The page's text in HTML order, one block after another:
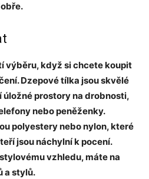
výběru, když si chcete koupit
Dzepové tílka jsou skvělé
prostory na drobnosti,
nebo peněženky.
polyestery nebo nylon, které
jsou náchylní k pocení.
vzhledu, máte na
a stylů.